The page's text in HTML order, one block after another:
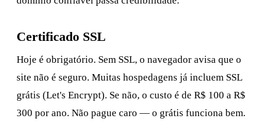
Certificado SSL
Hoje é obrigatório. Sem SSL, o navegador avisa que o
site não é seguro. Muitas hospedagens já incluem SSL
grátis (Let's Encrypt). Se não, o custo é de R$ 100 a R$
300 por ano. Não pague caro — o grátis funciona bem.